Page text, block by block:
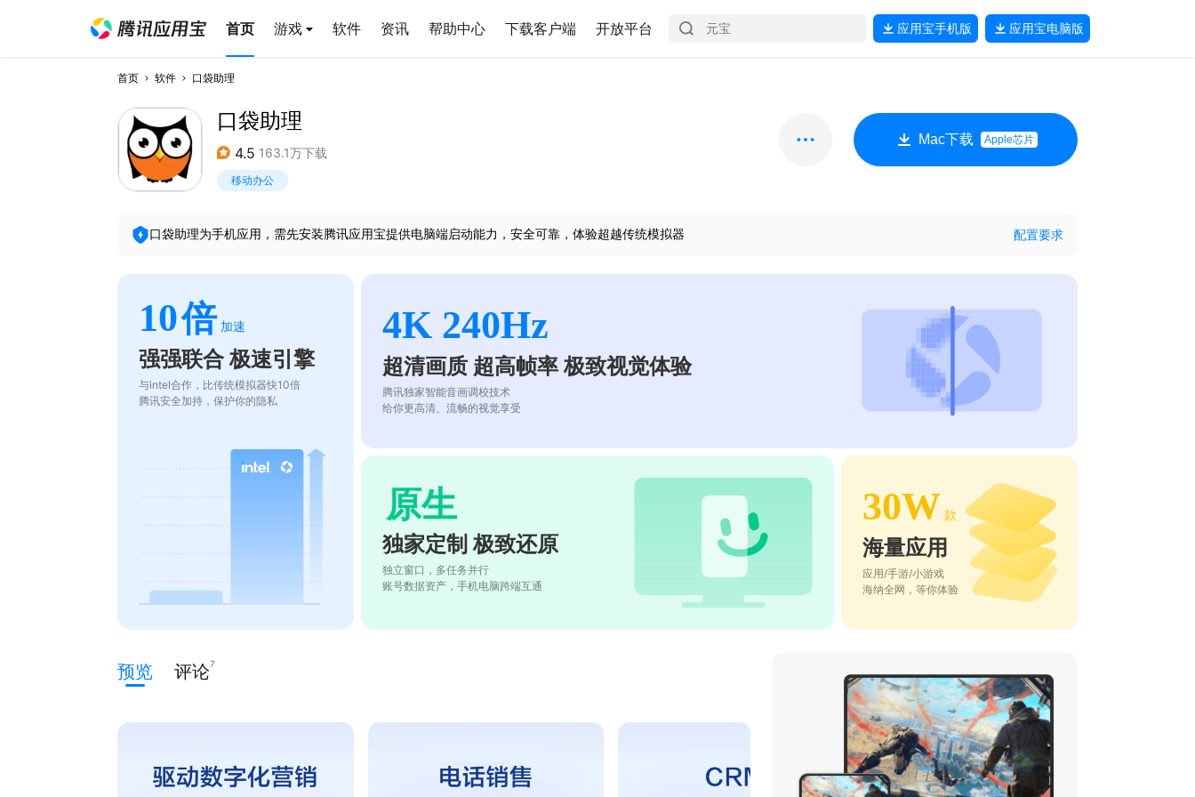
首页 游戏 软件 资讯 帮助中心 下载客户端 开放平台 应用宝手机版 应用宝电脑版
首页 软件 口袋助理
口袋助理
4.5 163.1万下载
移动办公
Mac下载 Apple芯片
口袋助理为手机应用，需先安装腾讯应用宝提供电脑端启动能力，安全可靠，体验超越传统模拟器 配置要求
10倍 加速
强强联合 极速引擎
与intel合作，比传统模拟器快10倍
腾讯安全加持，保护你的隐私
4K 240Hz
超清画质 超高帧率 极致视觉体验
腾讯独家智能音画调校技术
给你更高清、流畅的视觉享受
原生
独家定制 极致还原
独立窗口，多任务并行
账号数据资产，手机电脑跨端互通
30W 款
海量应用
应用/手游/小游戏
海纳全网，等你体验
预览 评论7